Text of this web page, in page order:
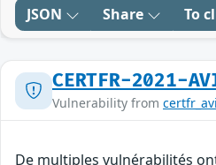
JSON Share To
CERTFR-2021-
Vulnerability from
De multiples vulnérabilités